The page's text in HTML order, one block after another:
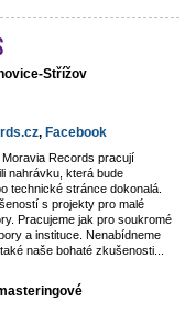
Střížov
, Facebook
Records pracují
nahrávku, která bude
technické stránce dokonalá.
s projekty pro malé
Pracujeme jak pro soukromé
a instituce. Nenabídneme
naše bohaté zkušenosti